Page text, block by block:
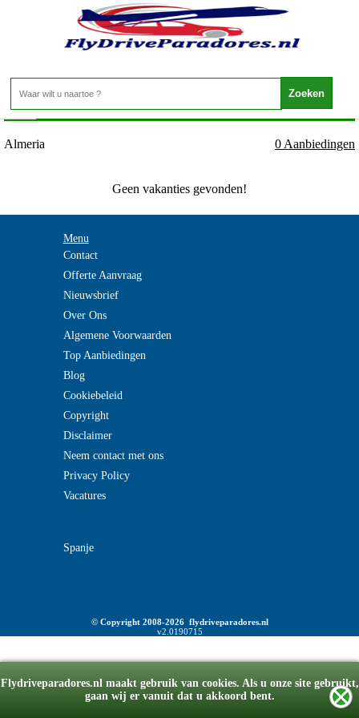
Flydriveparadores.nl maakt gebruik van cookies. Als u onze site gebruikt,
gaan wij er vanuit dat u akkoord bent.
Spanje - COSTA DE ALMERIA - Almeria
Home>
Almeria 0 Aanbiedingen
Geen vakanties gevonden!
Menu
Contact
Offerte Aanvraag
Nieuwsbrief
Over Ons
Algemene Voorwaarden
Top Aanbiedingen
Blog
Cookiebeleid
Copyright
Disclaimer
Neem contact met ons
Privacy Policy
Vacatures
Spanje
© Copyright 2008-2026 flydriveparadores.nl
v2.0190715